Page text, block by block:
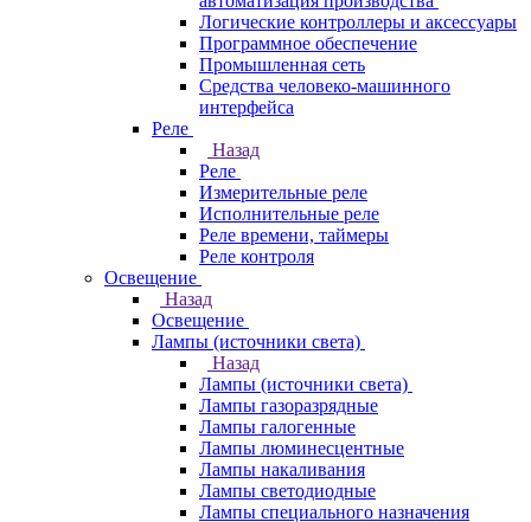
Логические контроллеры и аксессуары
Программное обеспечение
Промышленная сеть
Средства человеко-машинного
интерфейса
Реле
Назад
Реле
Измерительные реле
Исполнительные реле
Реле времени, таймеры
Реле контроля
Освещение
Назад
Освещение
Лампы (источники света)
Назад
Лампы (источники света)
Лампы газоразрядные
Лампы галогенные
Лампы люминесцентные
Лампы накаливания
Лампы светодиодные
Лампы специального назначения